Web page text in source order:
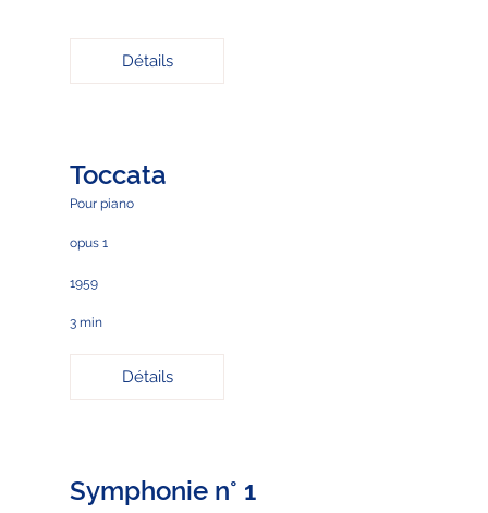
Détails
Toccata
Pour piano
opus 1
1959
3 min
Détails
Symphonie n° 1